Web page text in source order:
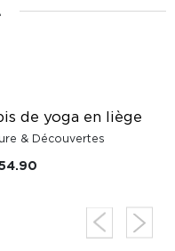
de yoga en liège
& Découvertes